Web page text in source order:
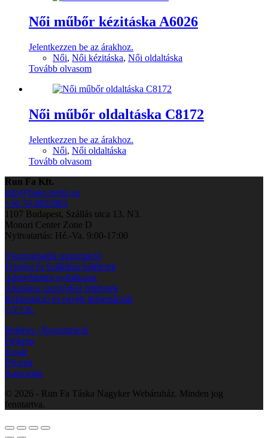
Női műbőr kézitáska A6026
Jelentkezzen be az árakhoz.
Női, Női kézitáska, Női oldaltáska
Tovább olvasom
Női műbőr oldaltáska C8172
Jelentkezzen be az árakhoz.
Női, Női oldaltáska
Tovább olvasom
Run Fa Kft.
info@bags-runfa.eu
+36 70 8855905
1107 Budapest, Szállás utca 13. N3.
Monori Center Zone D
Nyitvatartás: Hé.-Va. 9:00-17:00
Viszonteladói regisztráció
Fizetési és Szállítási feltételek
Adatvédelmi nyilatkozat
Általános szerződési feltételek
Reklamáció és egyéb információk
GY.I.K.
Belépés / Regisztráció
Fiókom
Kosár
Pénztár
Kapcsolat
© 2026 - Run Fa Táska Nagyker Webáruház. Minden jog
fenntartva.